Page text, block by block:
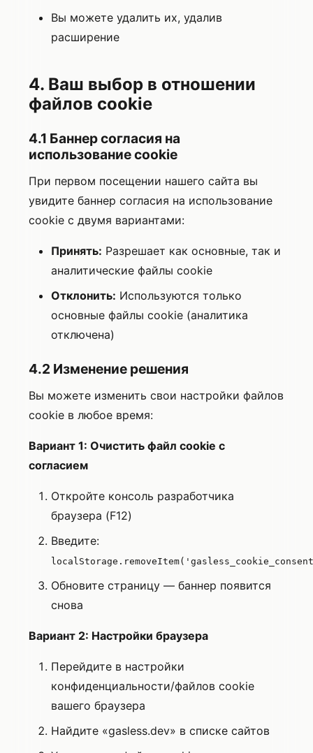
Вы можете удалить их, удалив
расширение
4. Ваш выбор в отношении
файлов cookie
4.1 Баннер согласия на
использование cookie
При первом посещении нашего сайта вы
увидите баннер согласия на использование
cookie с двумя вариантами:
Принять: Разрешает как основные, так и
аналитические файлы cookie
Отклонить: Используются только
основные файлы cookie (аналитика
отключена)
4.2 Изменение решения
Вы можете изменить свои настройки файлов
cookie в любое время:
Вариант 1: Очистить файл cookie с
согласием
Откройте консоль разработчика
браузера (F12)
Введите:
Обновите страницу — баннер появится
снова
Вариант 2: Настройки браузера
Перейдите в настройки
конфиденциальности/файлов cookie
вашего браузера
Найдите «gasless.dev» в списке сайтов